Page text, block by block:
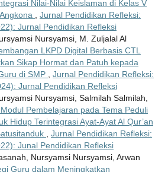
Nilai-Nilai Keislaman di Kelas V
Jurnal Pendidikan Refleksi:
Jurnal Pendidikan Refleksi
Nursyamsi, M. Zuljalal Al
LKPD Digital Berbasis CTL
Sikap Hormat dan Patuh kepada
di SMP
Jurnal Pendidikan Refleksi:
Jurnal Pendidikan Refleksi
Nursyamsi, Salmilah Salmilah,
Pembelajaran pada Tema Peduli
Hidup Terintegrasi Ayat-Ayat Al Qur’an
Jurnal Pendidikan Refleksi:
Junal Pendidikan Refleksi
Nursyamsi Nursyamsi, Arwan
Guru dalam Meningkatkan